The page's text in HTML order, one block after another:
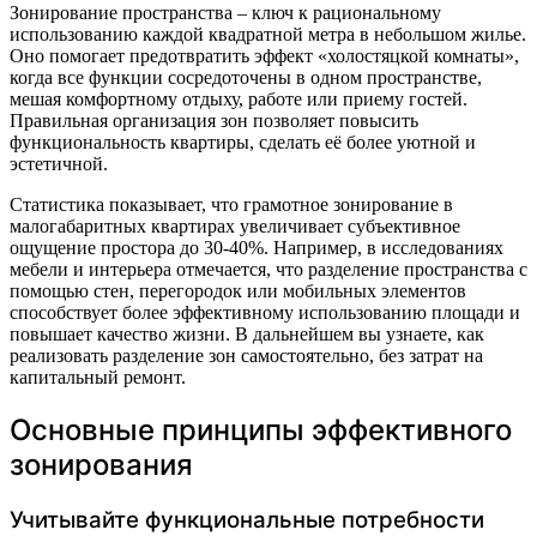
Зонирование пространства – ключ к рациональному
использованию каждой квадратной метра в небольшом жилье.
Оно помогает предотвратить эффект «холостяцкой комнаты»,
когда все функции сосредоточены в одном пространстве,
мешая комфортному отдыху, работе или приему гостей.
Правильная организация зон позволяет повысить
функциональность квартиры, сделать её более уютной и
эстетичной.
Статистика показывает, что грамотное зонирование в
малогабаритных квартирах увеличивает субъективное
ощущение простора до 30-40%. Например, в исследованиях
мебели и интерьера отмечается, что разделение пространства с
помощью стен, перегородок или мобильных элементов
способствует более эффективному использованию площади и
повышает качество жизни. В дальнейшем вы узнаете, как
реализовать разделение зон самостоятельно, без затрат на
капитальный ремонт.
Основные принципы эффективного
зонирования
Учитывайте функциональные потребности